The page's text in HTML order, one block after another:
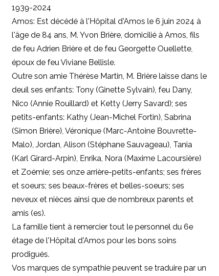
1939-2024
Amos: Est décédé à l'Hôpital d'Amos le 6 juin 2024 à
l'âge de 84 ans, M. Yvon Brière, domicilié à Amos, fils
de feu Adrien Brière et de feu Georgette Ouellette,
époux de feu Viviane Bellisle.
Outre son amie Thérèse Martin, M. Brière laisse dans le
deuil ses enfants: Tony (Ginette Sylvain), feu Dany,
Nico (Annie Rouillard) et Ketty (Jerry Savard); ses
petits-enfants: Kathy (Jean-Michel Fortin), Sabrina
(Simon Brière), Véronique (Marc-Antoine Bouvrette-
Malo), Jordan, Alison (Stéphane Sauvageau), Tania
(Karl Girard-Arpin), Enrika, Nora (Maxime Lacoursière)
et Zoémie; ses onze arrière-petits-enfants; ses frères
et soeurs; ses beaux-frères et belles-soeurs; ses
neveux et nièces ainsi que de nombreux parents et
amis (es).
La famille tient à remercier tout le personnel du 6e
étage de l'Hôpital d'Amos pour les bons soins
prodigués.
Vos marques de sympathie peuvent se traduire par un